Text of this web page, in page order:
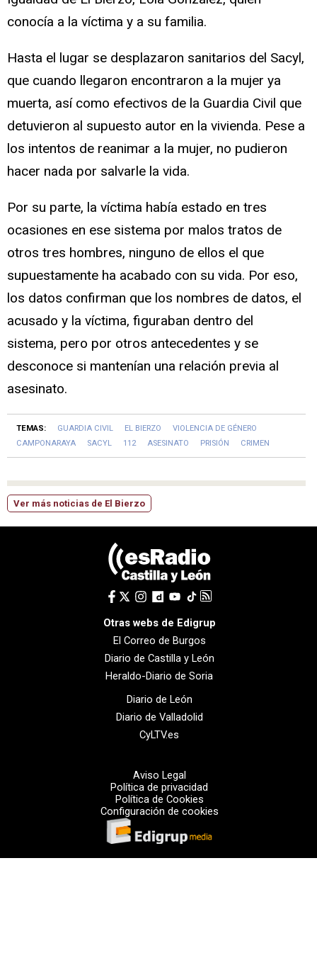
conocía a la víctima y a su familia.
Hasta el lugar se desplazaron sanitarios del Sacyl,
que cuando llegaron encontraron a la mujer ya
muerta, así como efectivos de la Guardia Civil que
detuvieron al supuesto autor en la vivienda. Pese a
los intentos de reanimar a la mujer, no pudieron
hacer nada por salvarle la vida.
Por su parte, la víctima había estado en tres
ocasiones en ese sistema por malos tratos de
otros tres hombres, ninguno de ellos el que
supuestamente ha acabado con su vida. Por eso,
los datos confirman que los nombres de datos, el
acusado y la víctima, figuraban dentro del
sistema, pero por otros antecedentes y se
desconoce si mantenían una relación previa al
asesinato.
TEMAS: GUARDIA CIVIL EL BIERZO
VIOLENCIA DE GÉNERO
CAMPONARAYA
SACYL 112 ASESINATO PRISIÓN CRIMEN
Ver más noticias de El Bierzo
Otras webs de Edigrup
El Correo de Burgos
Diario de Castilla y León
Heraldo-Diario de Soria
Diario de León
Diario de Valladolid
CyLTV.es
Aviso Legal
Política de privacidad
Política de Cookies
Configuración de cookies